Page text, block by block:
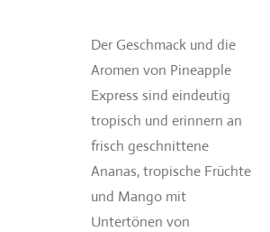
Der Geschmack und die
Aromen von Pineapple
Express sind eindeutig
tropisch und erinnern an
frisch geschnittene
Ananas, tropische Früchte
und Mango mit
Untertönen von